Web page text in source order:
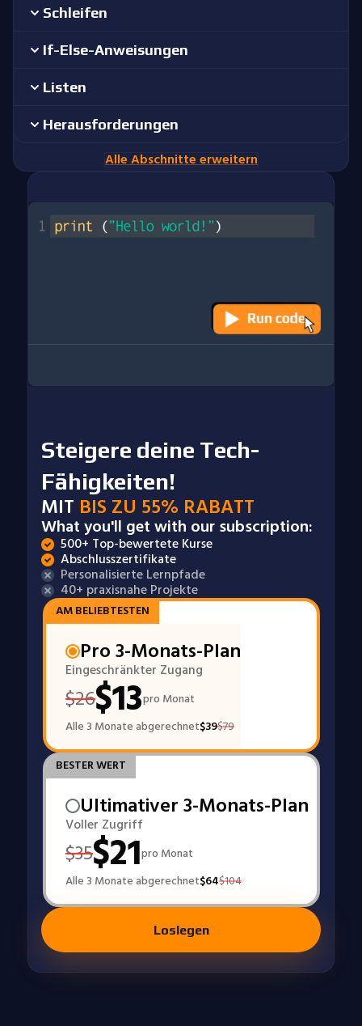
Schleifen
If-Else-Anweisungen
Listen
Herausforderungen
Alle Abschnitte erweitern
Steigere deine Tech-
Fähigkeiten!
MIT BIS ZU 55% RABATT
What you'll get with our subscription:
500+ Top-bewertete Kurse
Abschlusszertifikate
Personalisierte Lernpfade
40+ praxisnahe Projekte
AM BELIEBTESTEN
Pro 3-Monats-Plan
Eingeschränkter Zugang
$26$13pro Monat
Alle 3 Monate abgerechnet$39$79
BESTER WERT
Ultimativer 3-Monats-Plan
Voller Zugriff
$35$21pro Monat
Alle 3 Monate abgerechnet$64$104
Loslegen